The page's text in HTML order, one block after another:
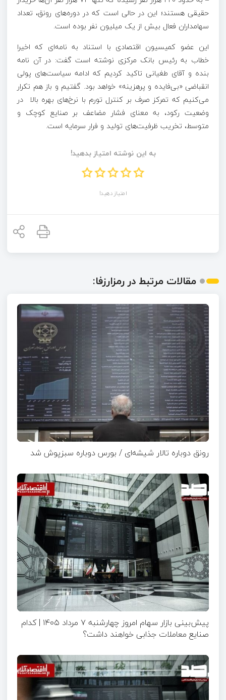
حقیقی هستند؛ این در حالی است که در دوره‌های رونق، تعداد
سهامداران فعال بیش از یک میلیون نفر بوده است.
این عضو کمیسیون اقتصادی با استناد به نامه‌ای که اخیرا
خطاب به رئیس بانک مرکزی نوشته است گفت: در آن نامه
بنده و آقای طغیانی تاکید کردیم که ادامه سیاست‌های پولی
انقباضی «بی‌فایده و پرهزینه» خواهد بود. گفتیم و باز هم تکرار
می‌کنیم که تمرکز صرف بر کنترل تورم با نرخ‌های بهره بالا در
وضعیت رکود، به معنای فشار مضاعف بر صنایع کوچک و
متوسط، تخریب ظرفیت‌های تولید و فرار سرمایه است.
به این نوشته امتیاز بدهید!
امتیاز دهید!
مقالات مرتبط در رمزارزفا:
رونق دوباره تالار شیشه‌ای / بورس دوباره سبزپوش شد
پیش‌بینی بازار سهام امروز چهارشنبه ۷ مرداد ۱۴۰۵ | کدام
صنایع معاملات جذابی خواهند داشت؟